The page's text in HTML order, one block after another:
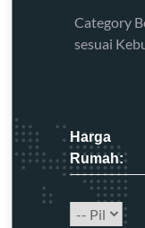
Category
sesuai
Harga
Rumah: